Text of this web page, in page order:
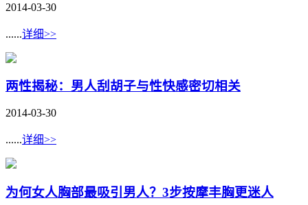
2014-03-30
......详细>>
两性揭秘：男人刮胡子与性快感密切相关
2014-03-30
......详细>>
为何女人胸部最吸引男人？3步按摩丰胸更迷人